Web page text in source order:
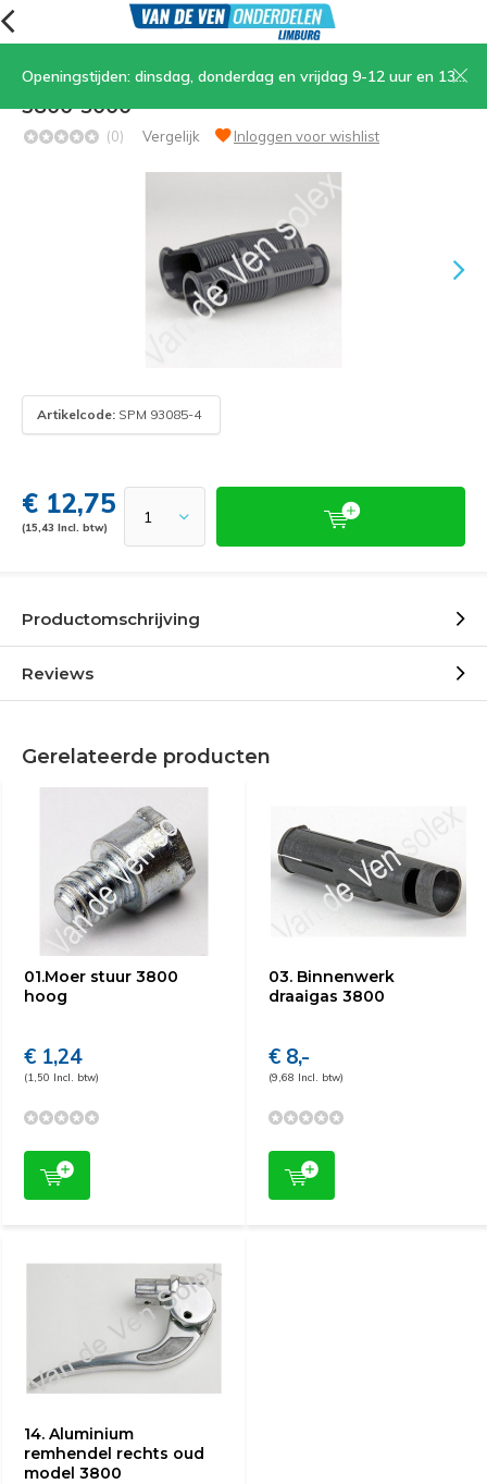
Openingstijden: dinsdag, donderdag en vrijdag 9-12 uur en 13.30-17 uur, zaterdag 9-12 uur
06. Handvaten donkergrijs, draaigas, Typen
3800-5000
(0) Vergelijk Inloggen voor wishlist
Artikelcode: SPM 93085-4
€ 12,75
(15,43 Incl. btw)
Productomschrijving
Reviews
Gerelateerde producten
01.Moer stuur 3800
hoog
€ 1,24
(1,50 Incl. btw)
03. Binnenwerk
draaigas 3800
€ 8,-
(9,68 Incl. btw)
14. Aluminium
remhendel rechts oud
model 3800